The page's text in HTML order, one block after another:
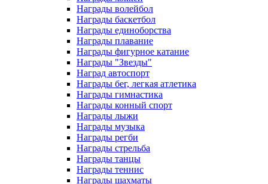
Награды волейбол
Награды баскетбол
Награды единоборства
Награды плавание
Награды фигурное катание
Награды "Звезды"
Наград автоспорт
Награды бег, легкая атлетика
Награды гимнастика
Награды конный спорт
Награды лыжи
Награды музыка
Награды регби
Награды стрельба
Награды танцы
Награды теннис
Награды шахматы